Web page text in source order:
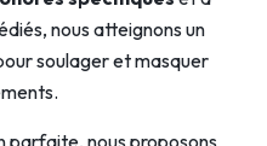
nous atteignons un
soulager et masquer
parfaite, nous proposons